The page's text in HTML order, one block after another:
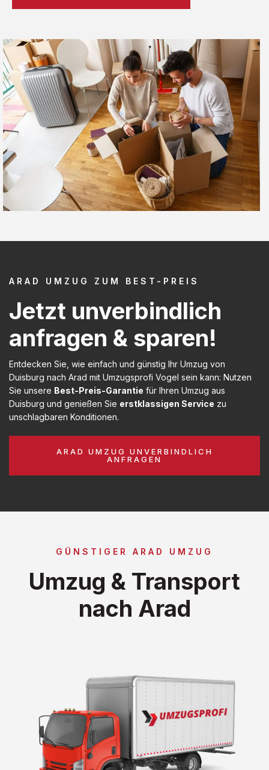
ARAD UMZUG ZUM BEST-PREIS
Jetzt unverbindlich
anfragen & sparen!
Entdecken Sie, wie einfach und günstig Ihr Umzug von
Duisburg nach Arad mit Umzugsprofi Vogel sein kann: Nutzen
Sie unsere Best-Preis-Garantie für Ihren Umzug aus
Duisburg und genießen Sie erstklassigen Service zu
unschlagbaren Konditionen.
ARAD UMZUG UNVERBINDLICH
ANFRAGEN
GÜNSTIGER ARAD UMZUG
Umzug & Transport
nach Arad